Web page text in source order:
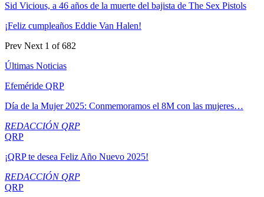
Sid Vicious, a 46 años de la muerte del bajista de The Sex Pistols
¡Feliz cumpleaños Eddie Van Halen!
Prev Next 1 of 682
Últimas Noticias
Efeméride QRP
Día de la Mujer 2025: Conmemoramos el 8M con las mujeres…
REDACCIÓN QRP
QRP
¡QRP te desea Feliz Año Nuevo 2025!
REDACCIÓN QRP
QRP